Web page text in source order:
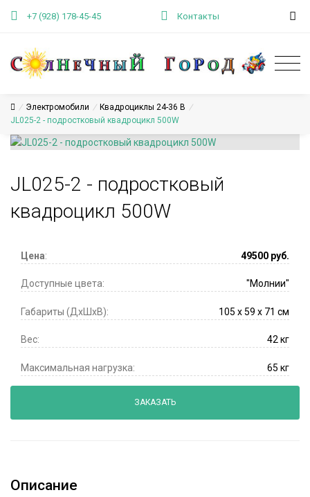
+7 (928) 178-45-45 Контакты
/ Электромобили / Квадроциклы 24-36 В /
JL025-2 - подростковый квадроцикл 500W
JL025-2 - подростковый
квадроцикл 500W
Цена: 49500 руб.
Доступные цвета: "Молнии"
Габариты (ДхШхВ): 105 x 59 x 71 см
Вес: 42 кг
Максимальная нагрузка: 65 кг
ЗАКАЗАТЬ
Описание